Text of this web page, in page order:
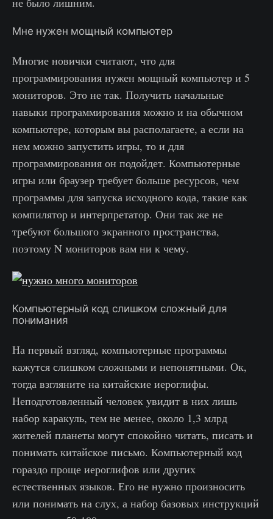
Мне нужен мощный компьютер
Многие новички считают, что для
программирования нужен мощный компьютер и 5
мониторов. Это не так. Получить начальные
навыки программирования можно и на обычном
компьютере, которым вы располагаете, а если на
нем можно запустить игры, то и для
программирования он подойдет. Компьютерные
игры или браузер требует больше ресурсов, чем
программы для запуска исходного кода, такие как
компилятор и интерпретатор. Они так же не
требуют большого экранного пространства,
поэтому N мониторов вам ни к чему.
Компьютерный код слишком сложный для
понимания
На первый взгляд, компьютерные программы
кажутся слишком сложными и непонятными. Ок,
тогда взгляните на китайские иероглифы.
Неподготовленный человек увидит в них лишь
набор каракуль, тем не менее, около 1,3 млрд
жителей планеты могут спокойно читать, писать и
понимать китайское письмо. Компьютерный код
гораздо проще иероглифов или других
естественных языков. Его не нужно произносить
или понимать на слух, а набор базовых инструкций